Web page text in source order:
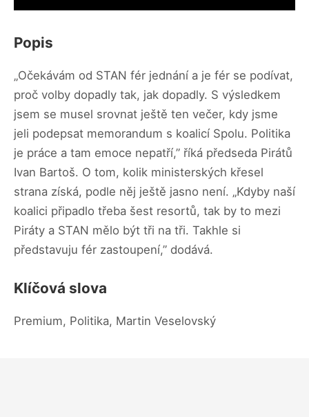
Popis
„Očekávám od STAN fér jednání a je fér se podívat,
proč volby dopadly tak, jak dopadly. S výsledkem
jsem se musel srovnat ještě ten večer, kdy jsme
jeli podepsat memorandum s koalicí Spolu. Politika
je práce a tam emoce nepatří,” říká předseda Pirátů
Ivan Bartoš. O tom, kolik ministerských křesel
strana získá, podle něj ještě jasno není. „Kdyby naší
koalici připadlo třeba šest resortů, tak by to mezi
Piráty a STAN mělo být tři na tři. Takhle si
představuju fér zastoupení,” dodává.
Klíčová slova
Premium, Politika, Martin Veselovský